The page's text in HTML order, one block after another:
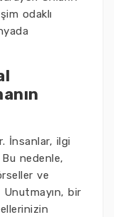
odaklı
İnsanlar, ilgi
nedenle,
ve
Unutmayın, bir